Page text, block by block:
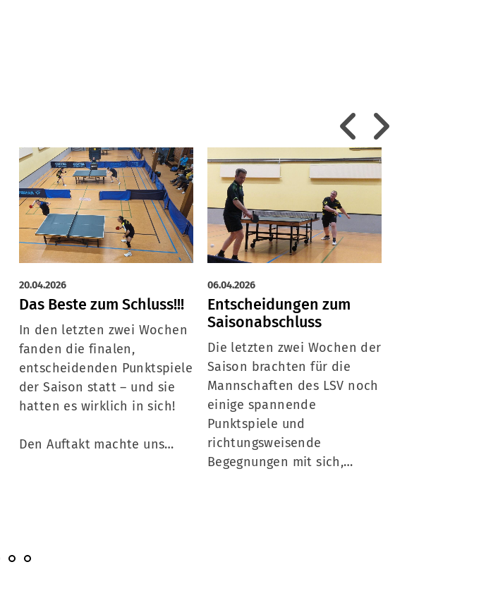
20.04.2026
Das Beste zum Schluss!!!
In den letzten zwei Wochen
fanden die finalen,
entscheidenden Punktspiele
der Saison statt – und sie
hatten es wirklich in sich!
Den Auftakt machte uns…
06.04.2026
Entscheidungen zum
Saisonabschluss
Die letzten zwei Wochen der
Saison brachten für die
Mannschaften des LSV noch
einige spannende
Punktspiele und
richtungsweisende
Begegnungen mit sich,…